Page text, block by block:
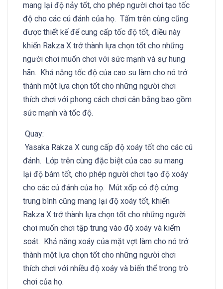
mang lại độ nảy tốt, cho phép người chơi tạo tốc
độ cho các cú đánh của họ. Tấm trên cùng cũng
được thiết kế để cung cấp tốc độ tốt, điều này
khiến Rakza X trở thành lựa chọn tốt cho những
người chơi muốn chơi với sức mạnh và sự hung
hãn. Khả năng tốc độ của cao su làm cho nó trở
thành một lựa chọn tốt cho những người chơi
thích chơi với phong cách chơi cân bằng bao gồm
sức mạnh và tốc độ.
Quay:
Yasaka Rakza X cung cấp độ xoáy tốt cho các cú
đánh. Lớp trên cùng đặc biệt của cao su mang
lại độ bám tốt, cho phép người chơi tạo độ xoáy
cho các cú đánh của họ. Mút xốp có độ cứng
trung bình cũng mang lại độ xoáy tốt, khiến
Rakza X trở thành lựa chọn tốt cho những người
chơi muốn chơi tập trung vào độ xoáy và kiểm
soát. Khả năng xoáy của mặt vợt làm cho nó trở
thành một lựa chọn tốt cho những người chơi
thích chơi với nhiều độ xoáy và biến thể trong trò
chơi của họ.